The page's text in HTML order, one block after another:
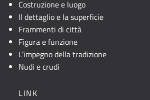
Costruzione e luogo
Il dettaglio e la superficie
Frammenti di città
Figura e funzione
L’impegno della tradizione
Nudi e crudi
LINK